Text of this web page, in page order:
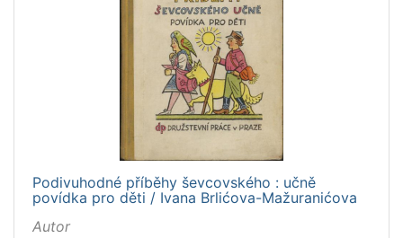
Podivuhodné příběhy ševcovského : učně
povídka pro děti / Ivana Brlićova-Mažuranićova
Autor